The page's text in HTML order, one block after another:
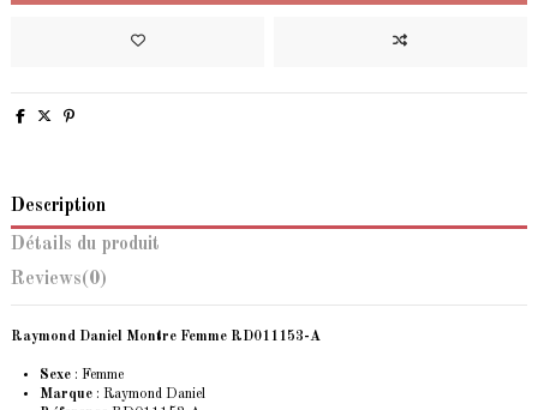
Description
Détails du produit
Reviews(0)
Raymond Daniel Montre Femme RD011153-A
Sexe : Femme
Marque : Raymond Daniel